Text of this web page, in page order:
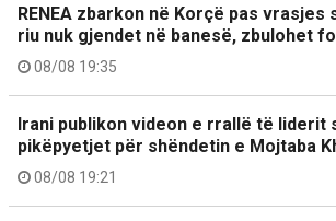
RENEA zbarkon në Korçë pas vrasjes
riu nuk gjendet në banesë, zbulohet
08/08 19:35
Irani publikon videon e rrallë të liderit
pikëpyetjet për shëndetin e Mojtaba
08/08 19:21